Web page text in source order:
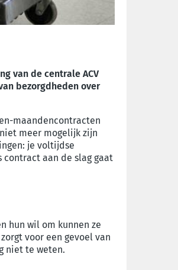
van de centrale ACV
bezorgdheden over
maandencontracten
meer mogelijk zijn
je voltijdse
aan de slag gaat
hun wil om kunnen ze
voor een gevoel van
niet te weten.